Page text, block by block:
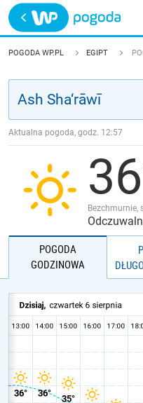
Trwa ładowanie
POLSKA
JAKOŚĆ POWIETRZA
POGODA WP.PL EGIPT
Aktualna pogoda, godz. 12:57
36
Bezchmurnie,
POGODA
GODZINOWA